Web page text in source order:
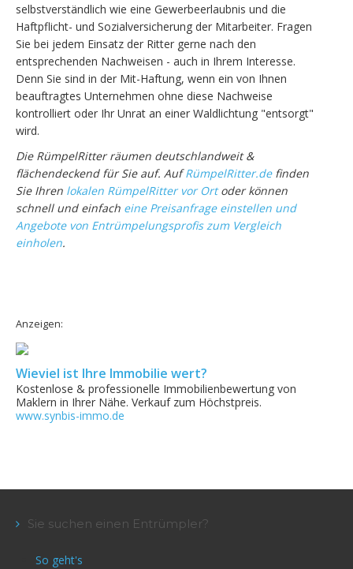
selbstverständlich wie eine Gewerbeerlaubnis und die
Haftpflicht- und Sozialversicherung der Mitarbeiter. Fragen
Sie bei jedem Einsatz der Ritter gerne nach den
entsprechenden Nachweisen - auch in Ihrem Interesse.
Denn Sie sind in der Mit-Haftung, wenn ein von Ihnen
beauftragtes Unternehmen ohne diese Nachweise
kontrolliert oder Ihr Unrat an einer Waldlichtung "entsorgt"
wird.
Die RümpelRitter räumen deutschlandweit &
flächendeckend für Sie auf. AufRümpelRitter.definden
Sie Ihren lokalen RümpelRitter vor Ortoder können
schnell und einfach eine Preisanfrage einstellen und
Angebote von Entrümpelungsprofis zum Vergleich
einholen.
Anzeigen:
Wieviel ist Ihre Immobilie wert?
Kostenlose & professionelle Immobilienbewertung von
Maklern in Ihrer Nähe. Verkauf zum Höchstpreis.
www.synbis-immo.de
Sie suchen einen Entrümpler?
So geht's